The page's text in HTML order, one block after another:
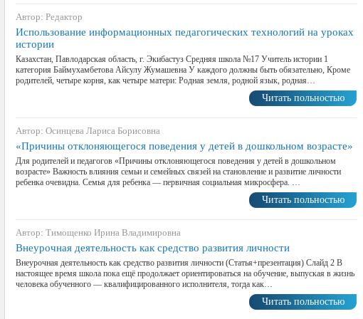
Автор: Редактор
Использование информационных педагогических технологий на уроках
истории
Казахстан, Павлодарская область, г. Экибастуз Средняя школа №17 Учитель истории 1
категория Баймухамбетова Айсулу Жумашевна У каждого должны быть обязательно, Кроме
родителей, четыре корня, как четыре матери: Родная земля, родной язык, родная…
Читать польностью
Автор: Осинцева Лариса Борисовна
«Причины отклоняющегося поведения у детей в дошкольном возрасте»
Для родителей и педагогов «Причины отклоняющегося поведения у детей в дошкольном
возрасте» Важность влияния семьи и семейных связей на становление и развитие личности
ребенка очевидна. Семья для ребенка — первичная социальная микросфера. …
Читать польностью
Автор: Тимощенко Ирина Владимировна
Внеурочная деятельность как средство развития личности
Внеурочная деятельность как средство развития личности (Статья+презентация) Слайд 2 В
настоящее время школа пока ещё продолжает ориентироваться на обучение, выпуская в жизнь
человека обученного — квалифицированного исполнителя, тогда как…
Читать польностью